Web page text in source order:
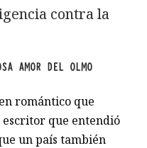
contra la
AMOR DEL OLMO
romántico que
escritor que entendió
un país también